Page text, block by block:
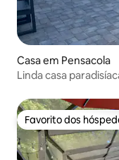
Casa em Pensacola
Linda casa
Favorito dos
Favorito dos